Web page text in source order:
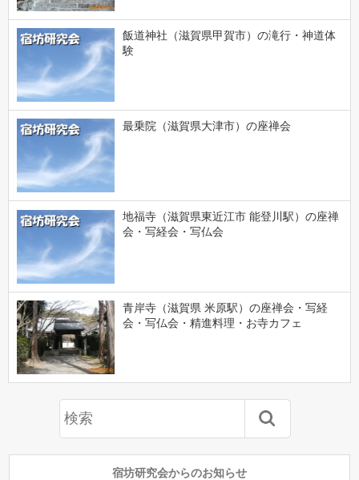
飯道神社（滋賀県甲賀市）の滝行・神道体
験
最乗院（滋賀県大津市）の座禅会
地福寺（滋賀県東近江市 能登川駅）の座禅
会・写経会・写仏会
青岸寺（滋賀県 米原駅）の座禅会・写経
会・写仏会・精進料理・お寺カフェ
宿坊研究会からのお知らせ